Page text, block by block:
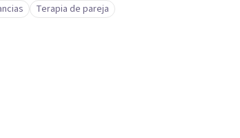
Terapia de pareja